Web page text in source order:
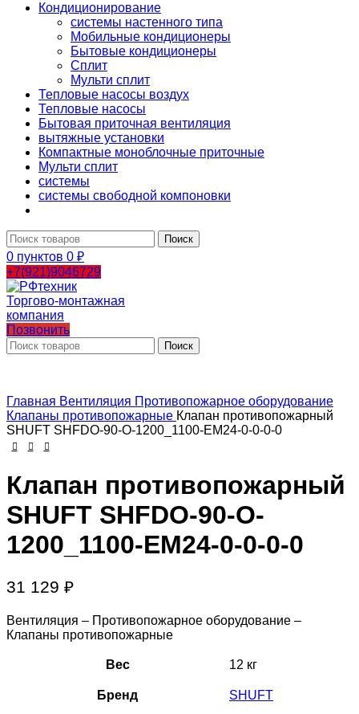
Кондиционирование
системы настенного типа
Мобильные кондиционеры
Бытовые кондиционеры
Сплит
Мульти сплит
Тепловые насосы воздух
Тепловые насосы
Бытовая приточная вентиляция
вытяжные установки
Компактные моноблочные приточные
Мульти сплит
системы
системы свободной компоновки
Поиск
0 пунктов 0 ₽
+7(921)9046729
Позвонить
Поиск
Главная Вентиляция Противопожарное оборудование
Клапаны противопожарные Клапан противопожарный
SHUFT SHFDO-90-O-1200_1100-EM24-0-0-0-0
Клапан противопожарный
SHUFT SHFDO-90-O-
1200_1100-EM24-0-0-0-0
31 129 ₽
Вентиляция – Противопожарное оборудование –
Клапаны противопожарные
Вес 12 кг
Бренд SHUFT